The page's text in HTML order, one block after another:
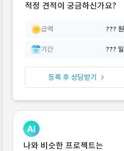
적정 견적이 궁금하신가요?
금액 ??? 원
기간 ??? 일
등록 후 상담받기
나와 비슷한 프로젝트는